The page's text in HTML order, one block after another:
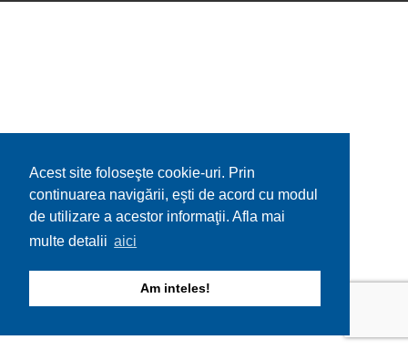
Acest site foloseşte cookie-uri. Prin
continuarea navigării, eşti de acord cu modul
de utilizare a acestor informaţii. Afla mai
multe detalii aici
Am inteles!